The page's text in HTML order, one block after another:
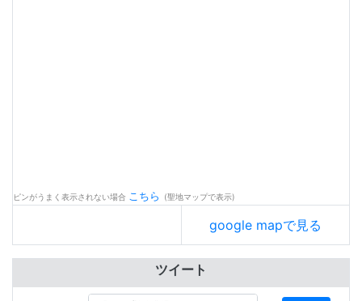
ピンがうまく表示されない場合 こちら (聖地マップで表示)
google mapで見る
ツイート